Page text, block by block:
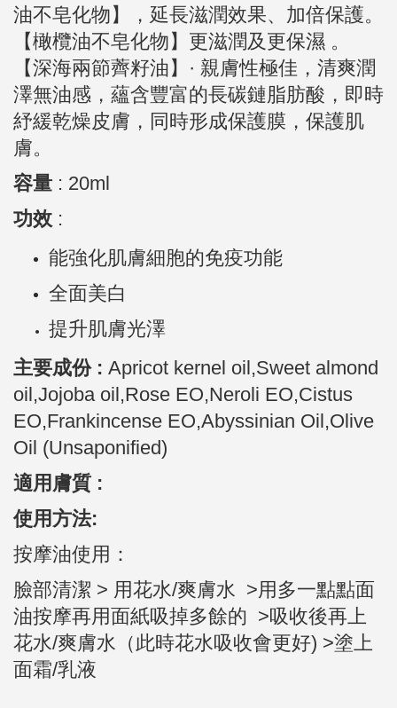
油不皂化物】，延長滋潤效果、加倍保護。
【橄欖油不皂化物】更滋潤及更保濕 。
【深海兩節薺籽油】· 親膚性極佳，清爽潤
澤無油感，蘊含豐富的長碳鏈脂肪酸，即時
紓緩乾燥皮膚，同時形成保護膜，保護肌
膚。
容量 : 20ml
功效 :
能強化肌膚細胞的免疫功能
全面美白
提升肌膚光澤
主要成份 : Apricot kernel oil,Sweet almond
oil,Jojoba oil,Rose EO,Neroli EO,Cistus
EO,Frankincense EO,Abyssinian Oil,Olive
Oil (Unsaponified)
適用膚質 :
使用方法:
按摩油使用：
臉部清潔 > 用花水/爽膚水 >用多一點點面
油按摩再用面紙吸掉多餘的 >吸收後再上
花水/爽膚水（此時花水吸收會更好) >塗上
面霜/乳液